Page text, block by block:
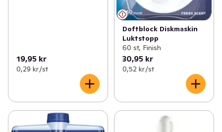
19,95 kr
0,29 kr /st
Doftblock Diskmaskin
Luktstopp
60 st, Finish
30,95 kr
0,52 kr /st